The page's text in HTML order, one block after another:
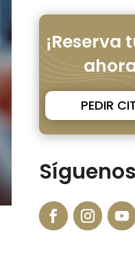
¡Reserva
PEDIR
Síguenos